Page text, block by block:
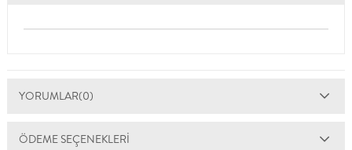
YORUMLAR(0)
ÖDEME SEÇENEKLERI